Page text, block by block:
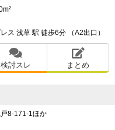
ス 浅草 駅 徒歩6分 （A2出口）
検討スレ まとめ
8-171-1ほか